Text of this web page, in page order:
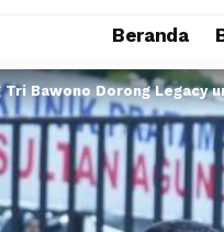
Beranda
Tri Bawono Dorong Legacy